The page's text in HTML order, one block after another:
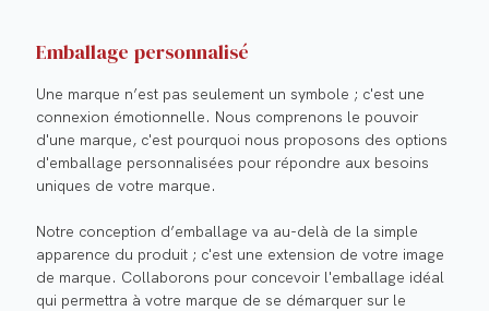
Emballage personnalisé
Une marque n’est pas seulement un symbole ; c'est une
connexion émotionnelle. Nous comprenons le pouvoir
d'une marque, c'est pourquoi nous proposons des options
d'emballage personnalisées pour répondre aux besoins
uniques de votre marque.
Notre conception d’emballage va au-delà de la simple
apparence du produit ; c'est une extension de votre image
de marque. Collaborons pour concevoir l'emballage idéal
qui permettra à votre marque de se démarquer sur le